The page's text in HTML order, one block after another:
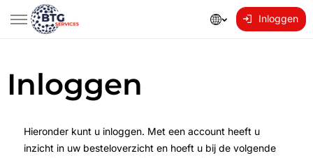
Inloggen
Inloggen
Hieronder kunt u inloggen. Met een account heeft u
inzicht in uw besteloverzicht en hoeft u bij de volgende